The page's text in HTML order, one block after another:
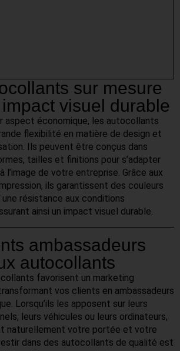
sur mesure
visuel durable
aspect économique, les autocollants
flexibilité en matière de design et
Ils peuvent être conçus dans
tailles et finitions pour s’adapter
l’image de votre entreprise. Grâce aux
ils garantissent des couleurs
résistance aux conditions
ainsi un impact visuel durable.
ambassadeurs
autocollants
favorisent un marketing
vos clients en ambassadeurs
Lorsqu’ils les apposent sur leurs
leurs véhicules ou leurs ordinateurs,
naturellement votre portée et votre
dans des autocollants de qualité est